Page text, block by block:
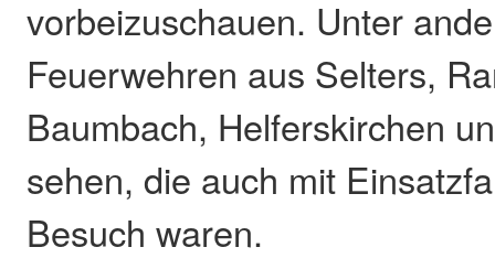
vorbeizuschauen. Unter
Feuerwehren aus Selters,
Baumbach, Helferskirchen
sehen, die auch mit
Besuch waren.